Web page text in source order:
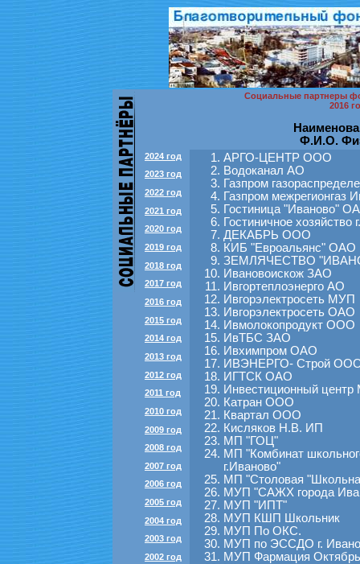
Социальные партнеры
2016
Ф.И.О.
2024 год
2023 год
2022 год
2021 год
2020 год
2019 год
2018 год
2017 год
2016 год
2015 год
2014 год
2013 год
2012 год
2011 год
2010 год
2009 год
2008 год
2007 год
2006 год
2005 год
2004 год
2003 год
2002 год
АРГО-ЦЕНТР ООО
Водоканал АО
Газпром
Газпром межрегионгаз
Гостиница "Иваново"
Гостиничное
ДЕКАБРЬ ООО
КИБ "Евроальянс" ОАО
ЗЕМЛЯЧЕСТВО
Ивановоискож ЗАО
Ивгортеплоэнерго АО
Ивгорэлектросеть МУП
Ивгорэлектросеть ОАО
Ивмолокопродукт ООО
ИвТБС ЗАО
Ивхимпром ОАО
ИВЭНЕРГО- Строй
ИГТСК ОАО
Инвестиционный
Катран ООО
Квартал ООО
Кисляков Н.В. ИП
МП "ГОЦ"
МП "Комбинат
г.Иваново"
МП "Столовая
МУП "САЖХ города
МУП "ИПТ"
МУП КШП Школьник
МУП По ОКС.
МУП по ЭССДО г.
МУП Фармация